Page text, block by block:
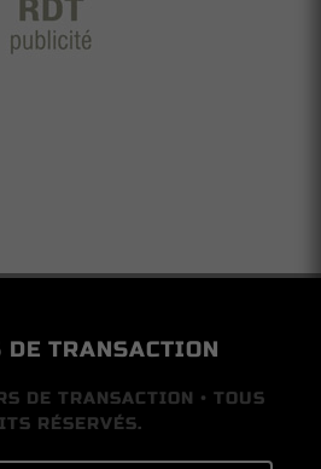
DE TRANSACTION
DE TRANSACTION • TOUS
RÉSERVÉS.